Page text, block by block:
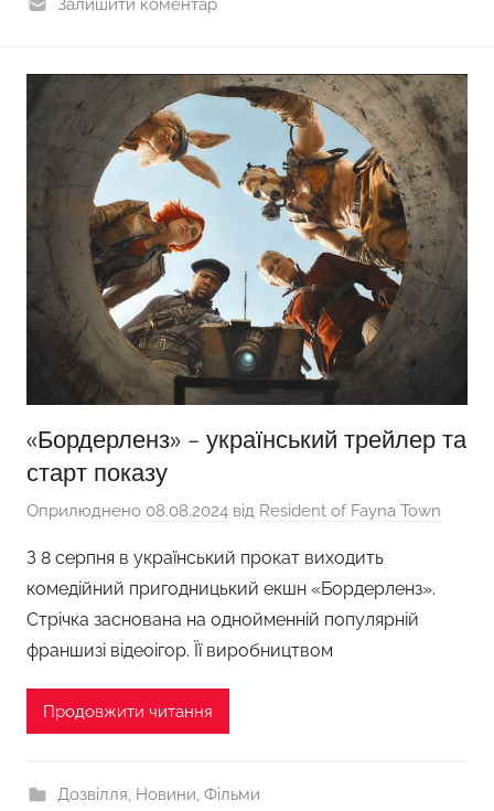
«Бордерленз» – український трейлер та
старт показу
Оприлюднено 08.08.2024 від Resident of Fayna Town
З 8 серпня в український прокат виходить
комедійний пригодницький екшн «Бордерленз».
Стрічка заснована на однойменній популярній
франшизі відеоігор. Її виробництвом
Продовжити читання
Дозвілля, Новини, Фільми